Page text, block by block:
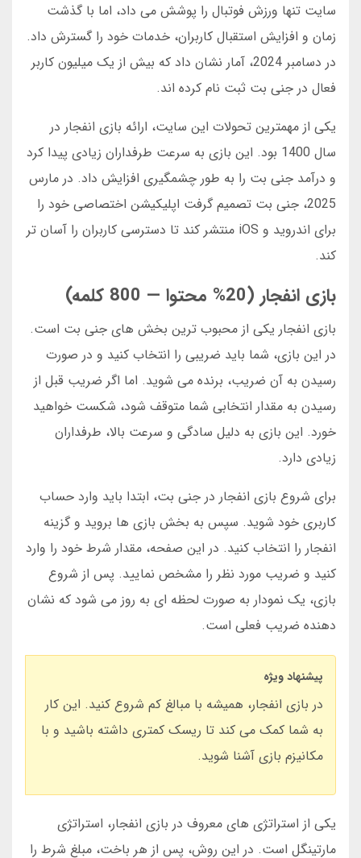
سایت تنها ورزش فوتبال را پوشش می داد، اما با گذشت
زمان و افزایش استقبال کاربران، خدمات خود را گسترش داد.
در دسامبر 2024، آمار نشان داد که بیش از یک میلیون کاربر
فعال در جنی بت ثبت نام کرده اند.
یکی از مهمترین تحولات این سایت، ارائه بازی انفجار در
سال 1400 بود. این بازی به سرعت طرفداران زیادی پیدا کرد
و درآمد جنی بت را به طور چشمگیری افزایش داد. در مارس
2025، جنی بت تصمیم گرفت اپلیکیشن اختصاصی خود را
برای اندروید و iOS منتشر کند تا دسترسی کاربران را آسان تر
کند.
بازی انفجار (20% محتوا — 800 کلمه)
بازی انفجار یکی از محبوب ترین بخش های جنی بت است.
در این بازی، شما باید ضریبی را انتخاب کنید و در صورت
رسیدن به آن ضریب، برنده می شوید. اما اگر ضریب قبل از
رسیدن به مقدار انتخابی شما متوقف شود، شکست خواهید
خورد. این بازی به دلیل سادگی و سرعت بالا، طرفداران
زیادی دارد.
برای شروع بازی انفجار در جنی بت، ابتدا باید وارد حساب
کاربری خود شوید. سپس به بخش بازی ها بروید و گزینه
انفجار را انتخاب کنید. در این صفحه، مقدار شرط خود را وارد
کنید و ضریب مورد نظر را مشخص نمایید. پس از شروع
بازی، یک نمودار به صورت لحظه ای به روز می شود که نشان
دهنده ضریب فعلی است.
پیشنهاد ویژه
در بازی انفجار، همیشه با مبالغ کم شروع کنید. این کار
به شما کمک می کند تا ریسک کمتری داشته باشید و با
مکانیزم بازی آشنا شوید.
یکی از استراتژی های معروف در بازی انفجار، استراتژی
مارتینگل است. در این روش، پس از هر باخت، مبلغ شرط را